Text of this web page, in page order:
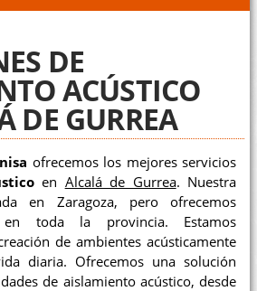
DE
ACÚSTICO
DE GURREA
ofrecemos los mejores servicios
en Alcalá de Gurrea. Nuestra
en Zaragoza, pero ofrecemos
en toda la provincia. Estamos
de ambientes acústicamente
diaria. Ofrecemos una solución
de aislamiento acústico, desde